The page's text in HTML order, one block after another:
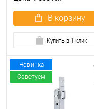
В корзину
Купить в 1 клик
Новинка
Советуем